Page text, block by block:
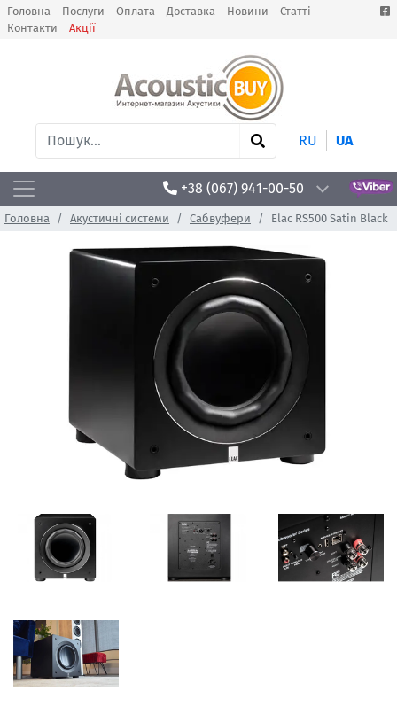
Головна Послуги Оплата Доставка Новини
Статті
Контакти
Акції
RU UA
+38 (067) 941-00-50
Головна Акустичні системи Сабвуфери Elac RS500 Satin Black